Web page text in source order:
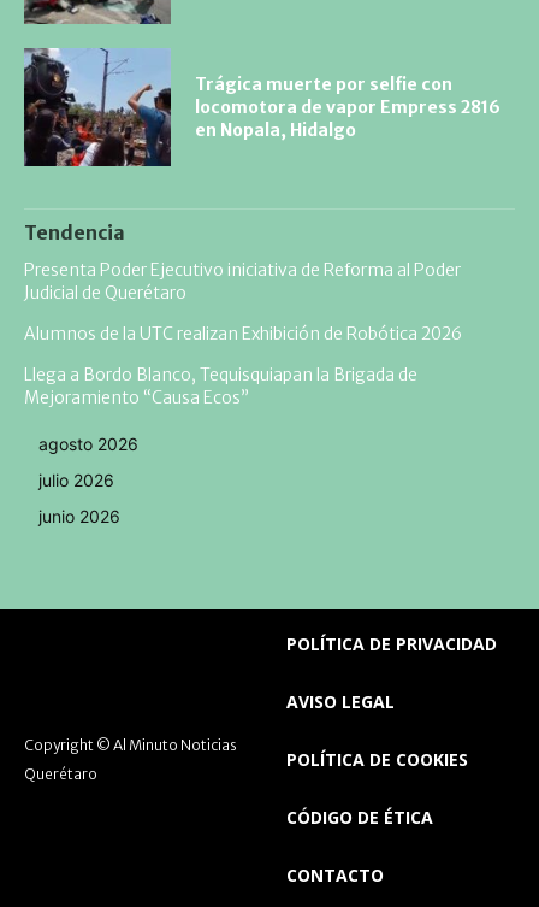
Trágica muerte por selfie con
locomotora de vapor Empress 2816
en Nopala, Hidalgo
Tendencia
Presenta Poder Ejecutivo iniciativa de Reforma al Poder
Judicial de Querétaro
Alumnos de la UTC realizan Exhibición de Robótica 2026
Llega a Bordo Blanco, Tequisquiapan la Brigada de
Mejoramiento “Causa Ecos”
agosto 2026
julio 2026
junio 2026
Copyright © Al Minuto Noticias
Querétaro
POLÍTICA DE PRIVACIDAD
AVISO LEGAL
POLÍTICA DE COOKIES
CÓDIGO DE ÉTICA
CONTACTO